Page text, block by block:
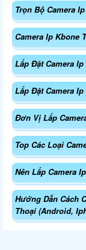
Trọn Bộ Camera
Camera Ip Kbone
Lắp Đặt Camera
Lắp Đặt Camera
Đơn Vị Lắp
Top Các Loại
Nên Lắp Camera
Hướng Dẫn Cách
Thoại (Android,